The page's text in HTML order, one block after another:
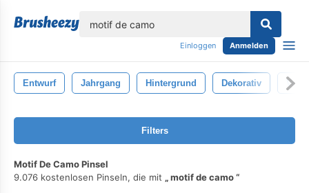
Einloggen Anmelden
Entwurf Jahrgang Hintergrund Dekorativ
Filters
Motif De Camo Pinsel
9.076 kostenlosen Pinseln, die mit
motif de camo